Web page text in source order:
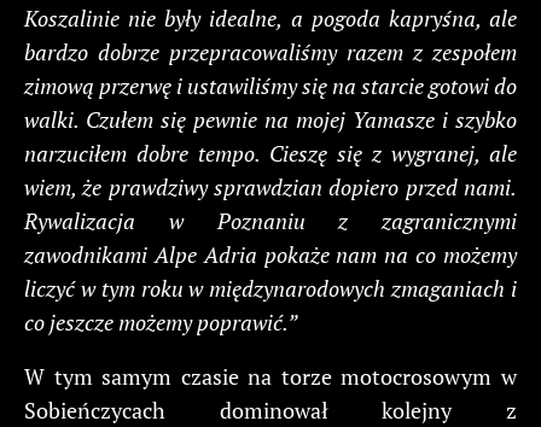
Koszalinie nie były idealne, a pogoda kapryśna, ale
bardzo dobrze przepracowaliśmy razem z zespołem
zimową przerwę i ustawiliśmy się na starcie gotowi do
walki. Czułem się pewnie na mojej Yamasze i szybko
narzuciłem dobre tempo. Cieszę się z wygranej, ale
wiem, że prawdziwy sprawdzian dopiero przed nami.
Rywalizacja w Poznaniu z zagranicznymi
zawodnikami Alpe Adria pokaże nam na co możemy
liczyć w tym roku w międzynarodowych zmaganiach i
co jeszcze możemy poprawić.”
W tym samym czasie na torze motocrosowym w
Sobieńczycach dominował kolejny z